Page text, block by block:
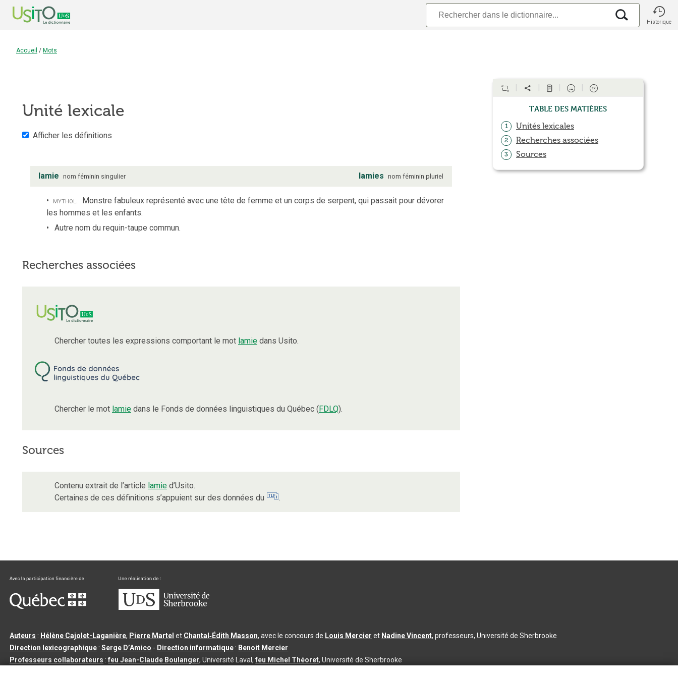
Historique
Accueil / Mots
Unité lexicale
Afficher les définitions
lamie nom féminin singulier lamies nom féminin pluriel
mythol. Monstre fabuleux représenté avec une tête de femme et un corps de serpent, qui passait pour dévorer
les hommes et les enfants.
Autre nom du requin-taupe commun.
Recherches associées
Chercher toutes les expressions comportant le mot lamie dans Usito.
Chercher le mot lamie dans le Fonds de données linguistiques du Québec (FDLQ).
Sources
Contenu extrait de l’article lamie d’Usito.
Certaines de ces définitions s’appuient sur des données du
.
Table des matières
1 Unités lexicales
2 Recherches associées
3 Sources
Auteurs : Hélène Cajolet-Laganière, Pierre Martel et Chantal‑Édith Masson, avec le concours de Louis Mercier et Nadine Vincent, professeurs, Université de Sherbrooke
Direction lexicographique :Serge D’Amico - Direction informatique : Benoit Mercier
Professeurs collaborateurs :feu Jean-Claude Boulanger, Université Laval,feu Michel Théoret, Université de Sherbrooke